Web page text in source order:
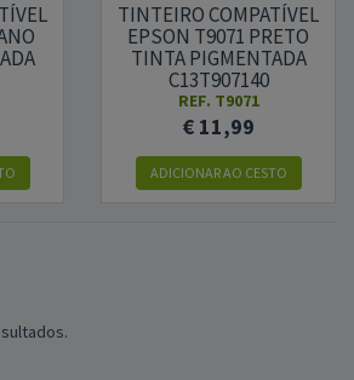
TINTEIRO COMPATÍVEL
EPSON T9071 PRETO
TINTA PIGMENTADA
C13T907140
REF. T9071
€ 11,99
ADICIONARAO CESTO